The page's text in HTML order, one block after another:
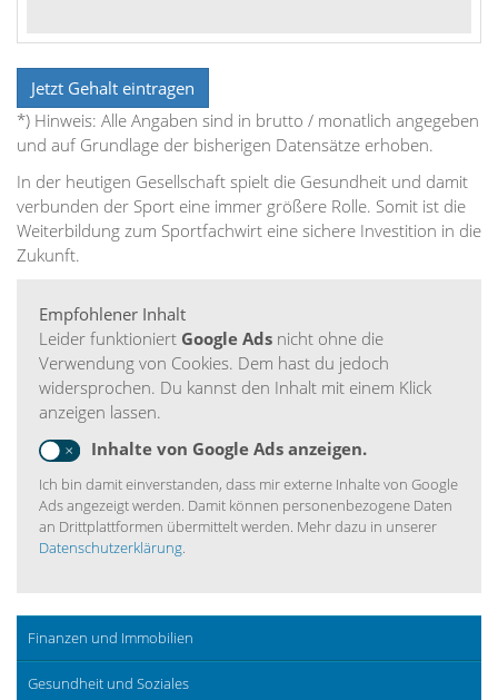
*) Hinweis: Alle Angaben sind in brutto / monatlich angegeben
und auf Grundlage der bisherigen Datensätze erhoben.
In der heutigen Gesellschaft spielt die Gesundheit und damit
verbunden der Sport eine immer größere Rolle. Somit ist die
Weiterbildung zum Sportfachwirt eine sichere Investition in die
Zukunft.
Empfohlener Inhalt
Leider funktioniert Google Ads nicht ohne die
Verwendung von Cookies. Dem hast du jedoch
widersprochen. Du kannst den Inhalt mit einem Klick
anzeigen lassen.
Inhalte von Google Ads anzeigen.
Ich bin damit einverstanden, dass mir externe Inhalte von Google
Ads angezeigt werden. Damit können personenbezogene Daten
an Drittplattformen übermittelt werden. Mehr dazu in unserer
Datenschutzerklärung.
Finanzen und Immobilien
Gesundheit und Soziales